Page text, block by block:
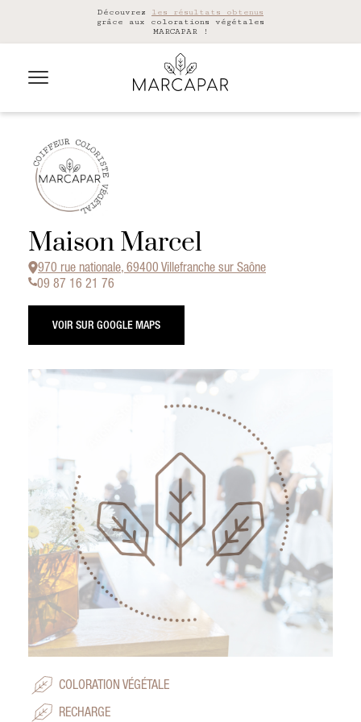
Découvrez les résultats obtenus
grâce aux colorations végétales
MARCAPAR !
Maison Marcel
970 rue nationale, 69400 Villefranche sur Saône
09 87 16 21 76
VOIR SUR GOOGLE MAPS
COLORATION VÉGÉTALE
RECHARGE